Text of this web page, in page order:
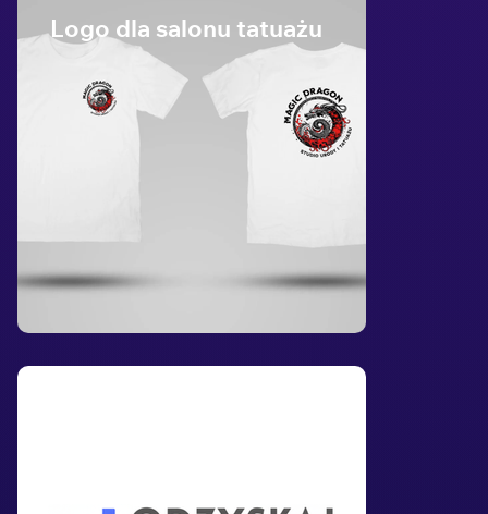
Logo dla salonu tatuażu